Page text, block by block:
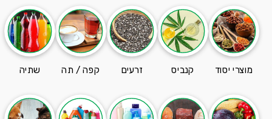
מוצרי יסוד קנביס זרעים קפה / תה שתיה